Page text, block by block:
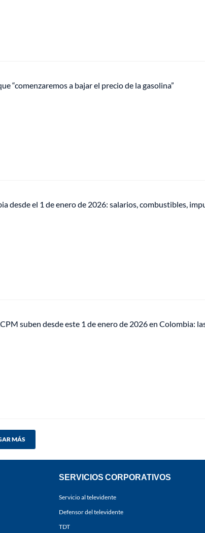
“comenzaremos a bajar el precio de la gasolina”
desde el 1 de enero de 2026: salarios, combustibles,
suben desde este 1 de enero de 2026 en Colombia:
MÁS
SERVICIOS CORPORATIVOS
Servicio al televidente
Defensor del televidente
TDT